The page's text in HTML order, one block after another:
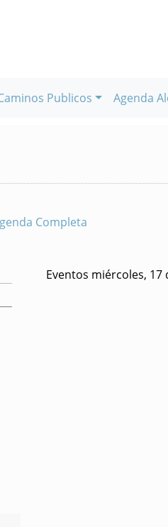
Publicos Agenda
Completa
Eventos miércoles, 17